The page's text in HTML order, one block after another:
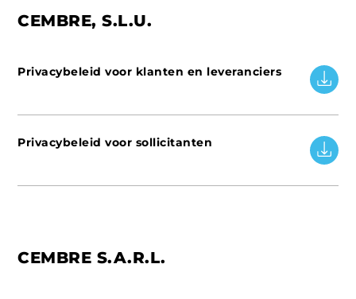
CEMBRE, S.L.U.
Privacybeleid voor klanten en leveranciers
Privacybeleid voor sollicitanten
CEMBRE S.A.R.L.